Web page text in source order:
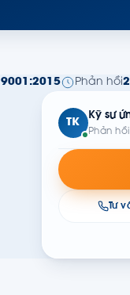
9001:2015 Phản hồi
TK
Kỹ sư
Phản hồi
Tư